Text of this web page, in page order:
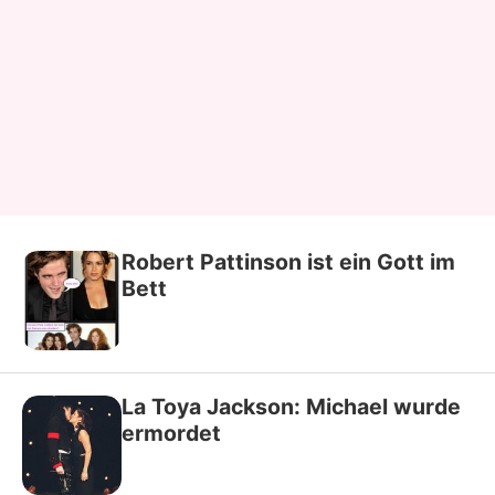
Robert Pattinson ist ein Gott im
Bett
La Toya Jackson: Michael wurde
ermordet